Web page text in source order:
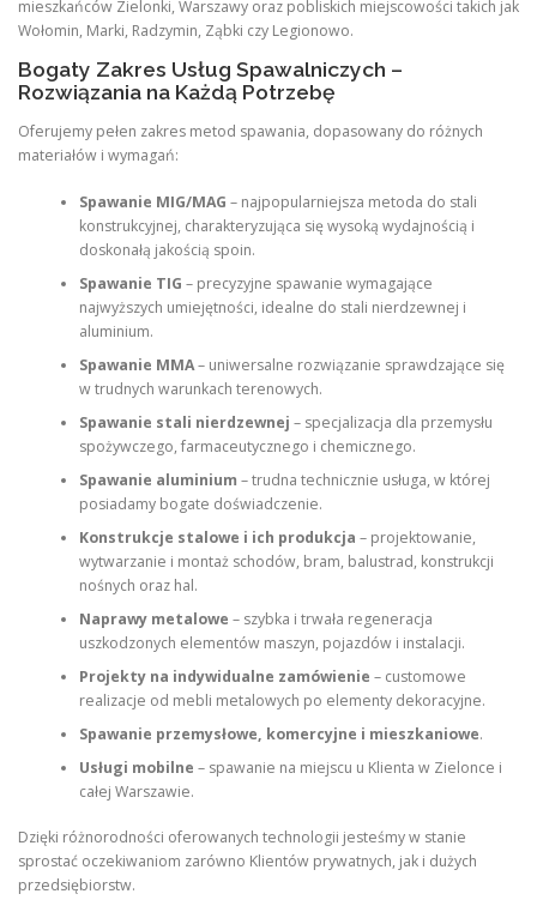
mieszkańców Zielonki, Warszawy oraz pobliskich miejscowości takich jak
Wołomin, Marki, Radzymin, Ząbki czy Legionowo.
Bogaty Zakres Usług Spawalniczych –
Rozwiązania na Każdą Potrzebę
Oferujemy pełen zakres metod spawania, dopasowany do różnych
materiałów i wymagań:
Spawanie MIG/MAG – najpopularniejsza metoda do stali
konstrukcyjnej, charakteryzująca się wysoką wydajnością i
doskonałą jakością spoin.
Spawanie TIG – precyzyjne spawanie wymagające
najwyższych umiejętności, idealne do stali nierdzewnej i
aluminium.
Spawanie MMA– uniwersalne rozwiązanie sprawdzające się
w trudnych warunkach terenowych.
Spawanie stali nierdzewnej – specjalizacja dla przemysłu
spożywczego, farmaceutycznego i chemicznego.
Spawanie aluminium – trudna technicznie usługa, w której
posiadamy bogate doświadczenie.
Konstrukcje stalowe i ich produkcja – projektowanie,
wytwarzanie i montaż schodów, bram, balustrad, konstrukcji
nośnych oraz hal.
Naprawy metalowe – szybka i trwała regeneracja
uszkodzonych elementów maszyn, pojazdów i instalacji.
Projekty na indywidualne zamówienie – customowe
realizacje od mebli metalowych po elementy dekoracyjne.
Spawanie przemysłowe, komercyjne i mieszkaniowe.
Usługi mobilne – spawanie na miejscu u Klienta w Zielonce i
całej Warszawie.
Dzięki różnorodności oferowanych technologii jesteśmy w stanie
sprostać oczekiwaniom zarówno Klientów prywatnych, jak i dużych
przedsiębiorstw.